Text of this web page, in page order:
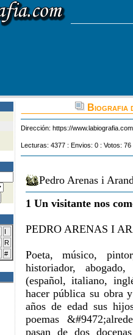
I
R
#
Biografia
Dirección: https://
Lecturas: 4377 : Envios: 0 : Votos:
Pedro Arenas i
1 Un visitante nos
PEDRO ARENAS I
Poeta, músico,
historiador,
(español, italiano,
hacer pública su obra
años de edad sus
poemas
pasan de dos